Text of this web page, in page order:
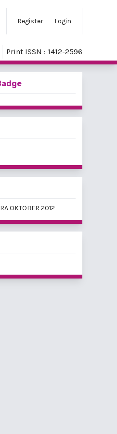
Register Login
Print ISSN : 1412-2596
OKTOBER 2012